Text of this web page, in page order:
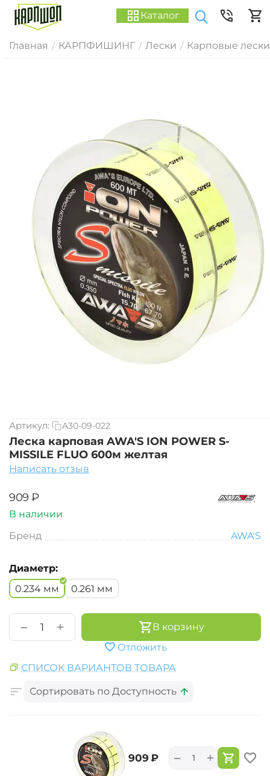
Каталог
Главная / КАРПФИШИНГ / Лески / Карповые лески
Артикул: A30-09-022
Леска карповая AWA'S ION POWER S-
MISSILE FLUO 600м желтая
Написать отзыв
‍909‍ ₽
В наличии
Бренд
AWA'S
Диаметр:
0.234 мм
0.261 мм
+
−
В корзину
Отложить
СПИСОК ВАРИАНТОВ ТОВАРА
Сортировать по Доступность
‍909‍ ₽ +
−